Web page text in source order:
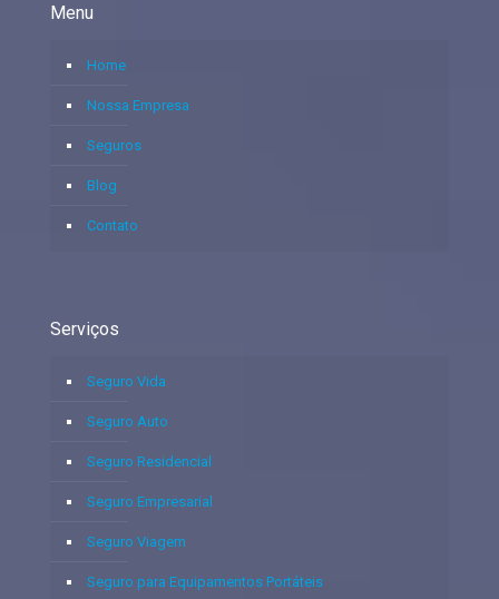
Menu
Home
Nossa Empresa
Seguros
Blog
Contato
Serviços
Seguro Vida
Seguro Auto
Seguro Residencial
Seguro Empresarial
Seguro Viagem
Seguro para Equipamentos Portáteis